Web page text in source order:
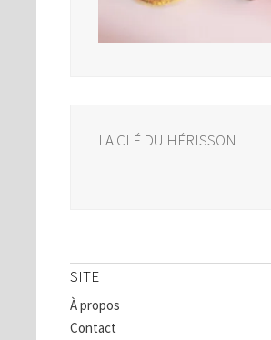
LA CLÉ DU HÉRISSON
SITE
À propos
Contact